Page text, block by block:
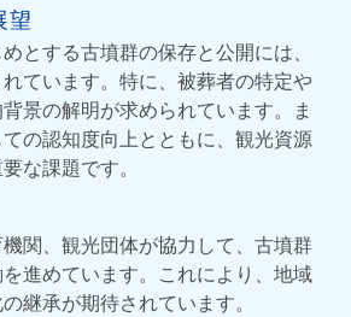
望
とする古墳群の保存と公開には、
ています。特に、被葬者の特定や
景の解明が求められています。ま
の認知度向上とともに、観光資源
な課題です。
関、観光団体が協力して、古墳群
進めています。これにより、地域
継承が期待されています。